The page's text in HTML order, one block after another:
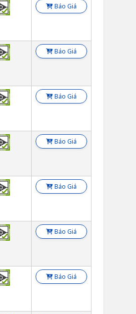
Báo Giá
Báo Giá
Báo Giá
Báo Giá
Báo Giá
Báo Giá
Báo Giá